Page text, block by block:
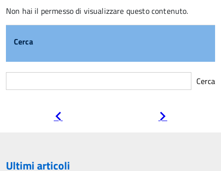
Non hai il permesso di visualizzare questo contenuto.
Cerca
Cerca
Ultimi articoli